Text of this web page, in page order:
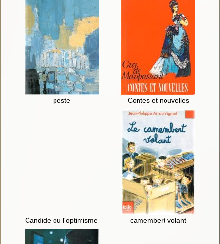
peste Contes et nouvelles
Candide ou l'optimisme ; La princesse de Babylone et autres
camembert volant